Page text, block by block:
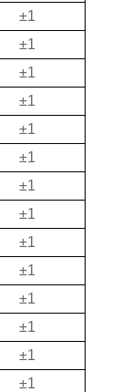
±1
±1
±1
±1
±1
±1
±1
±1
±1
±1
±1
±1
±1
±1